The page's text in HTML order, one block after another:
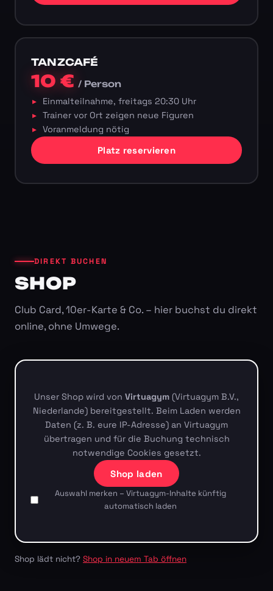
TANZCAFÉ
10 €/ Person
Einmalteilnahme, freitags 20:30 Uhr
Trainer vor Ort zeigen neue Figuren
Voranmeldung nötig
Platz reservieren
DIREKT BUCHEN
SHOP
Club Card, 10er-Karte & Co. – hier buchst du direkt
online, ohne Umwege.
Unser Shop wird von Virtuagym (Virtuagym B.V.,
Niederlande) bereitgestellt. Beim Laden werden
Daten (z. B. eure IP-Adresse) an Virtuagym
übertragen und für die Buchung technisch
notwendige Cookies gesetzt.
Shop laden
Auswahl merken – Virtuagym-Inhalte künftig
automatisch laden
Shop lädt nicht? Shop in neuem Tab öffnen